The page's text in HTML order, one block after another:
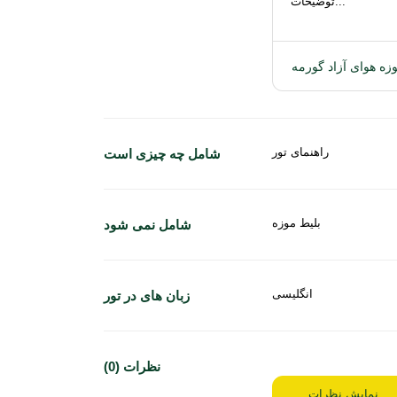
هوای آزاد گورمه
شامل چه چیزی است راهنمای تور
شامل نمی شود بلیط موزه
زبان های در تور انگلیسی
نظرات (0)
نمایش نظرات